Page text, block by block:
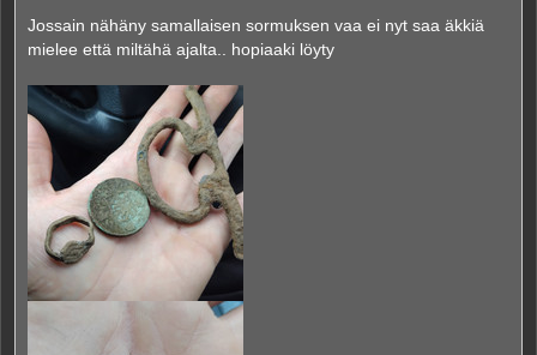
e
t
Jossain nähäny samallaisen sormuksen vaa ei nyt saa äkkiä
mielee että miltähä ajalta.. hopiaaki löyty